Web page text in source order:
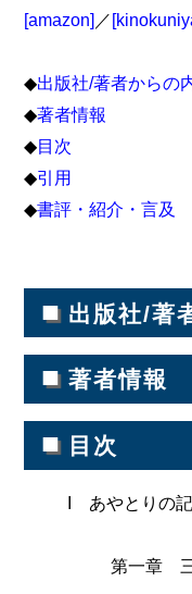
[amazon]／
◆出版社/著者からの
◆著者情報
◆目次
◆引用
◆書評・紹介・言及
■ 出版社/著
■ 著者情報
■ 目次
I あやとりの記
第一章